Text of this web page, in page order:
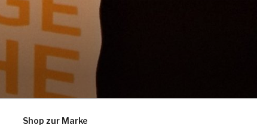
Shop zur Marke